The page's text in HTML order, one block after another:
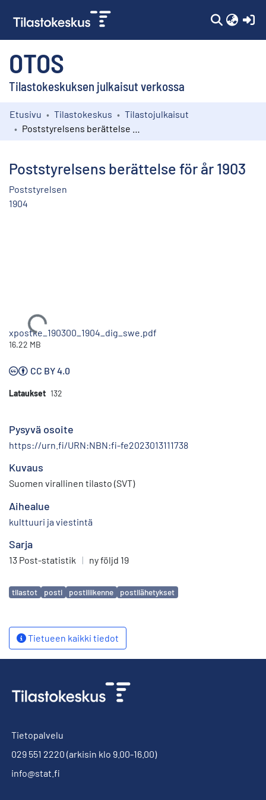
OTOS
Tilastokeskuksen julkaisut verkossa
Kokoelmat
Etusivu Tilastokeskus
Tilastojulkaisut
Poststyrelsens berättelse för år 1903
Poststyrelsen
1904
Ladataan...
xpostke_190300_1904_dig_swe.pdf
16.22 MB
CC BY 4.0
Lataukset 132
Pysyvä osoite
https://urn.fi/URN:NBN:fi-fe2023013111738
Kuvaus
Suomen virallinen tilasto (SVT)
Aihealue
kulttuuri ja viestintä
Sarja
13 Post-statistik | ny följd 19
Avainsanat
tilastot posti postiliikenne postilähetykset
Tietueen kaikki tiedot
Tietopalvelu
029 551 2220 (arkisin klo 9.00-16.00)
info@stat.fi